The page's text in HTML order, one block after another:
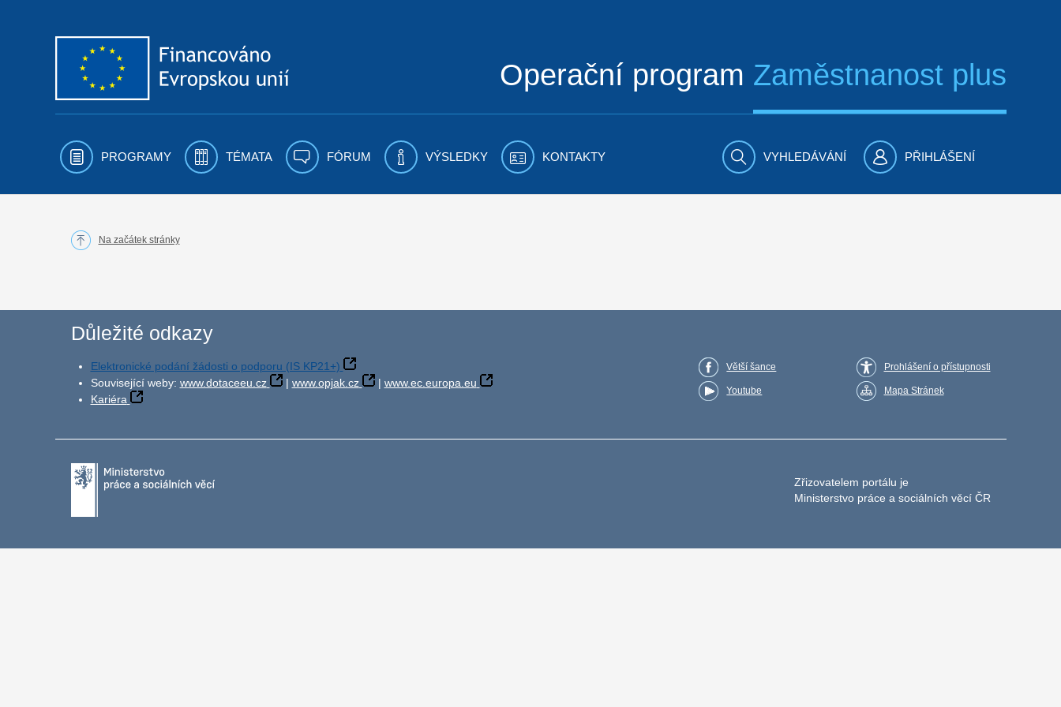
Operační program Zaměstnanost plus
PROGRAMY TÉMATA FÓRUM VÝSLEDKY KONTAKTY VYHLEDÁVÁNÍ PŘIHLÁŠENÍ
Na začátek stránky
Důležité odkazy
Elektronické podání žádosti o podporu (IS KP21+)
Související weby: www.dotaceeu.cz | www.opjak.cz | www.ec.europa.eu
Kariéra
Větší šance
Youtube
Prohlášení o přístupnosti
Mapa Stránek
Zřizovatelem portálu je
Ministerstvo práce a sociálních věcí ČR